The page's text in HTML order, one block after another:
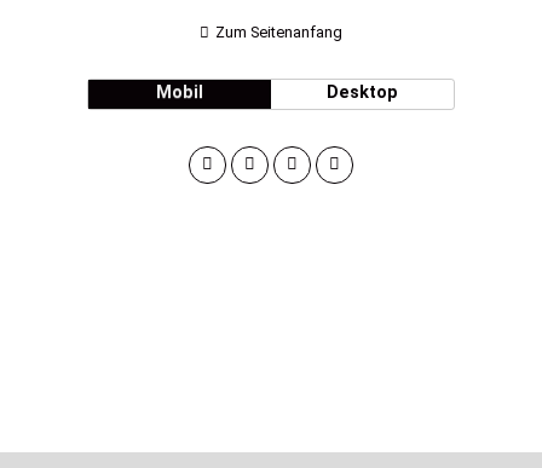
Zum Seitenanfang
Mobil Desktop